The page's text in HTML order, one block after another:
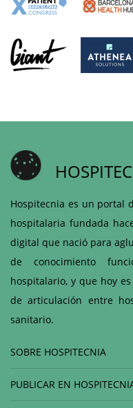
Hospitecnia es un portal
hospitalaria fundada
digital que nació para
de conocimiento
hospitalario, y que hoy
de articulación entre
sanitario.
SOBRE HOSPITECNIA
PUBLICAR EN